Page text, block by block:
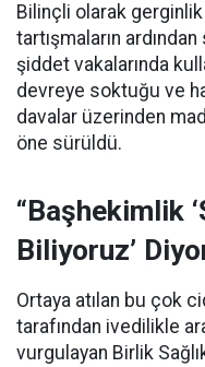
Bilinçli olarak
tartışmaların
şiddet vakalarında
devreye soktuğu ve
davalar üzerinden
öne sürüldü.
“Başhekimlik
Biliyoruz’
Ortaya atılan bu çok
tarafından ivedilikle
vurgulayan Birlik